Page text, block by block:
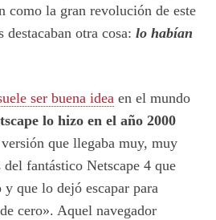
como la gran revolución de este
destacaban otra cosa: lo habían
ser buena idea en el mundo
lo hizo en el año 2000
que llegaba muy, muy
del fantástico Netscape 4 que
que lo dejó escapar para
cero». Aquel navegador